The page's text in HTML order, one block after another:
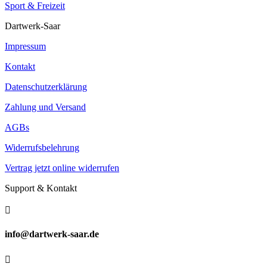
Sport & Freizeit
Dartwerk-Saar
Impressum
Kontakt
Datenschutzerklärung
Zahlung und Versand
AGBs
Widerrufsbelehrung
Vertrag jetzt online widerrufen
Support & Kontakt

info@dartwerk-saar.de
